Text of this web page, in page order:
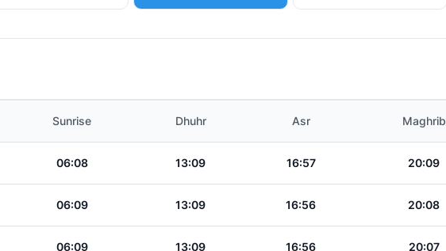
Sunrise Dhuhr Asr Maghrib
06:08 13:09 16:57 20:09
06:09 13:09 16:56 20:08
06:09 13:09 16:56 20:07